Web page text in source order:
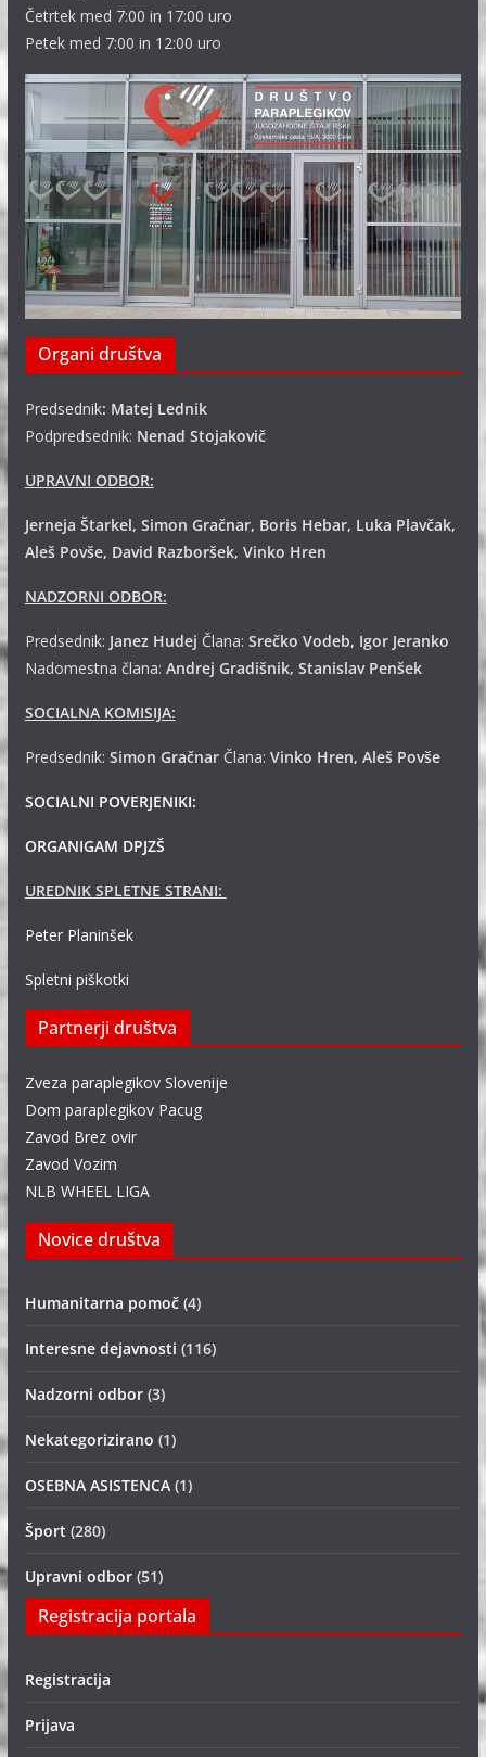
Četrtek med 7:00 in 17:00 uro
Petek med 7:00 in 12:00 uro
Organi društva
Predsednik: Matej Lednik
Podpredsednik: Nenad Stojakovič
UPRAVNI ODBOR:
Jerneja Štarkel, Simon Gračnar, Boris Hebar, Luka Plavčak,
Aleš Povše, David Razboršek, Vinko Hren
NADZORNI ODBOR:
Predsednik: Janez Hudej Člana: Srečko Vodeb, Igor Jeranko
Nadomestna člana: Andrej Gradišnik, Stanislav Penšek
SOCIALNA KOMISIJA:
Predsednik: Simon GračnarČlana: Vinko Hren, Aleš Povše
SOCIALNI POVERJENIKI:
ORGANIGAM DPJZŠ
UREDNIK SPLETNE STRANI:
Peter Planinšek
Spletni piškotki
Partnerji društva
Zveza paraplegikov Slovenije
Dom paraplegikov Pacug
Zavod Brez ovir
Zavod Vozim
NLB WHEEL LIGA
Novice društva
Humanitarna pomoč(4)
Interesne dejavnosti (116)
Nadzorni odbor(3)
Nekategorizirano (1)
OSEBNA ASISTENCA(1)
Šport (280)
Upravni odbor(51)
Registracija portala
Registracija
Prijava